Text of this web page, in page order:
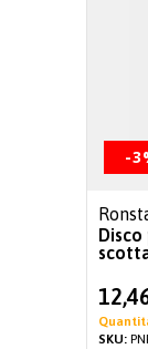
-
Disco
Special
Price
SKU: